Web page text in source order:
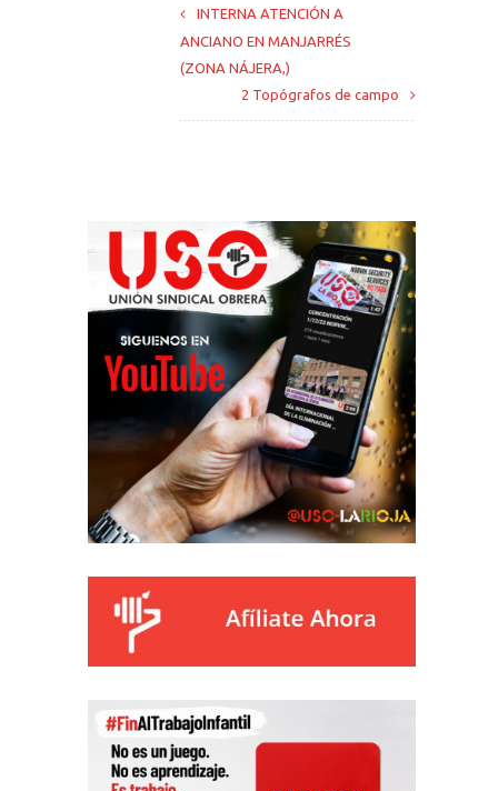
INTERNA ATENCIÓN A
ANCIANO EN MANJARRÉS
(ZONA NÁJERA,)
2 Topógrafos de campo